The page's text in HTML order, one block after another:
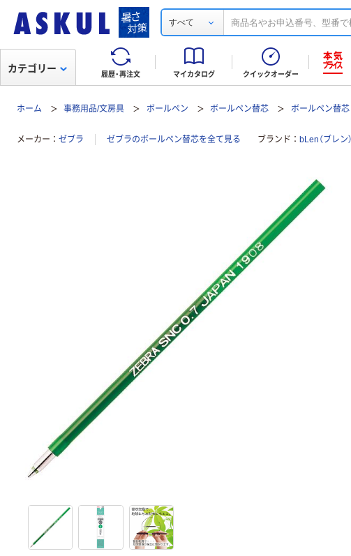
すべて
履歴・再注文 マイカタログ クイックオーダー
カテゴリー
ホーム 事務用品/文房具 ボールペン ボールペン替芯 ボールペン替芯
メーカー ゼブラ ゼブラのボールペン替芯を全て見る ブランド bLen（ブレン）